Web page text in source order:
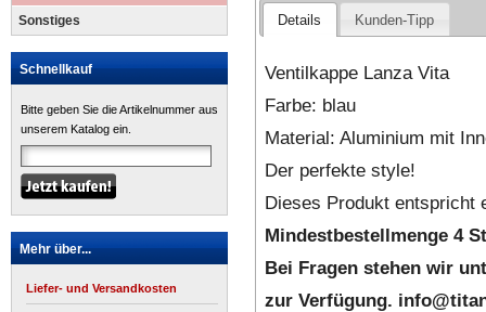
Sonstiges
Schnellkauf
Bitte geben Sie die Artikelnummer aus
unserem Katalog ein.
Mehr über...
Liefer- und Versandkosten
Details Kunden-Tipp
Ventilkappe Lanza Vita
Farbe: blau
Material: Aluminium mit
Der perfekte style!
Dieses Produkt entspricht
Mindestbestellmenge 4
Bei Fragen stehen wir
zur Verfügung.